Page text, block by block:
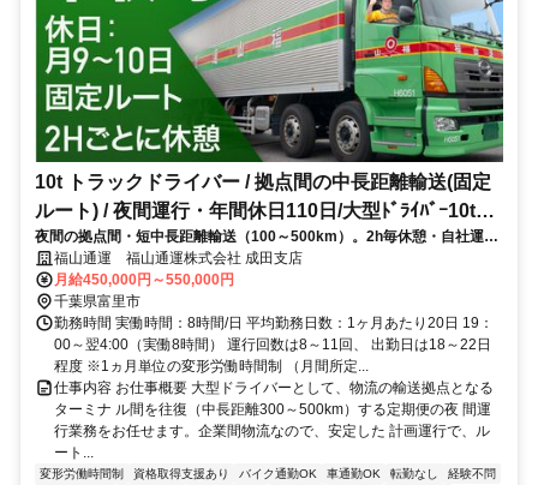
10t トラックドライバー / 拠点間の中長距離輸送(固定
ルート) / 夜間運行・年間休日110日/大型ﾄﾞﾗｲﾊﾞｰ10t定
期夜間幹線便(正社員)
夜間の拠点間・短中長距離輸送（100～500km）。2h毎休憩・自社運
行・計画運行で無理なく働けます
福山通運 福山通運株式会社 成田支店
月給450,000円～550,000円
千葉県富里市
勤務時間 実働時間：8時間/日 平均勤務日数：1ヶ月あたり20日 19：
00～翌4:00（実働8時間） 運行回数は8～11回、 出勤日は18～22日
程度 ※1ヵ月単位の変形労働時間制 （月間所定...
仕事内容 お仕事概要 大型ドライバーとして、物流の輸送拠点となる
ターミナ ル間を往復（中長距離300～500km）する定期便の夜 間運
行業務をお任せます。企業間物流なので、安定した 計画運行で、ル
ート...
変形労働時間制 資格取得支援あり バイク通勤OK 車通勤OK 転勤なし
経験不問